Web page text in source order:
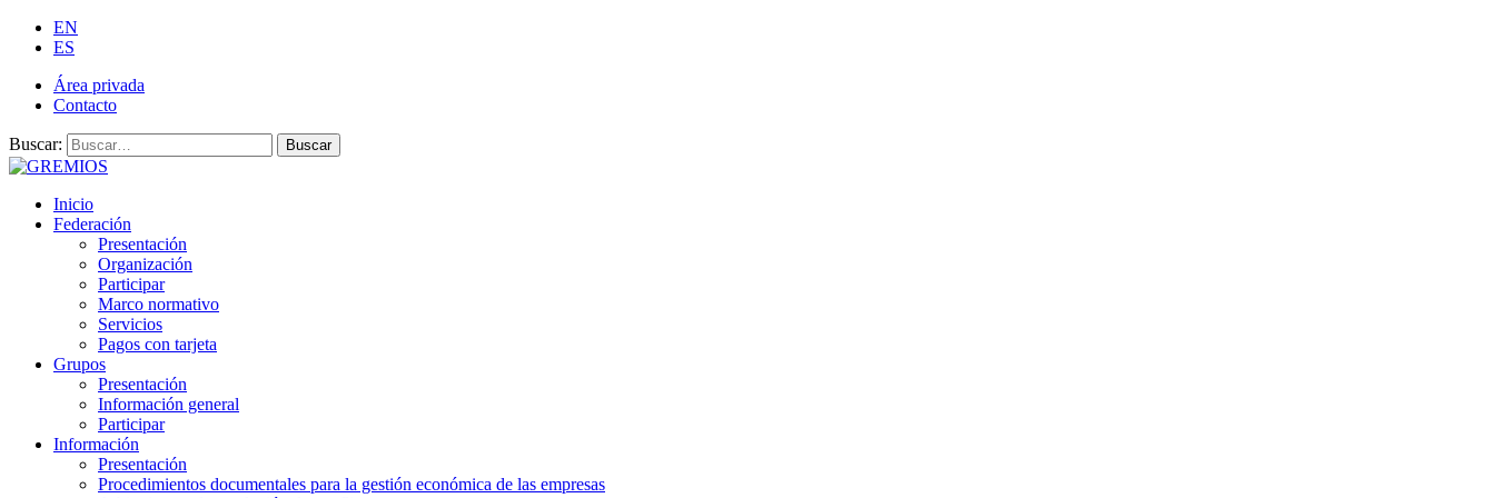
EN
ES
Área privada
Contacto
Buscar: Buscar
Inicio
Federación
Presentación
Organización
Participar
Marco normativo
Servicios
Pagos con tarjeta
Grupos
Presentación
Información general
Participar
Información
Presentación
Procedimientos documentales para la gestión económica de las empresas